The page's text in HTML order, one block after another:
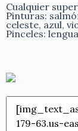
Cualquier
Pinturas:
celeste, azul,
Pinceles: